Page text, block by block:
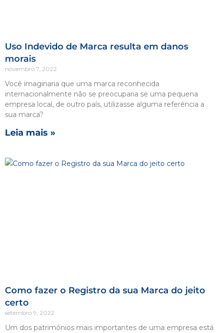
Uso Indevido de Marca resulta em danos
morais
novembro 7, 2022
Você imaginaria que uma marca reconhecida
internacionalmente não se preocuparia se uma pequena
empresa local, de outro país, utilizasse alguma referência a
sua marca?
Leia mais »
Como fazer o Registro da sua Marca do jeito
certo
setembro 9, 2022
Um dos patrimônios mais importantes de uma empresa está